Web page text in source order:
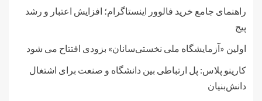
راهنمای جامع خرید فالوور اینستاگرام؛ افزایش اعتبار و رشد
پیج
اولین «آزمایشگاه ملی نخستی‌سانان» بزودی افتتاح می شود
کارینو پلاس: پل ارتباطی بین دانشگاه و صنعت برای اشتغال
دانش‌بنیان